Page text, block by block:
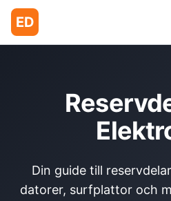
ED
Din guide till
datorer, surfplattor och